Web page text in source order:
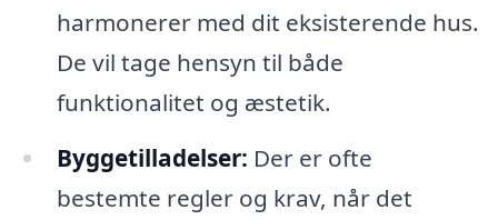
harmonerer med dit eksisterende hus.
De vil tage hensyn til både
funktionalitet og æstetik.
Byggetilladelser: Der er ofte
bestemte regler og krav, når det